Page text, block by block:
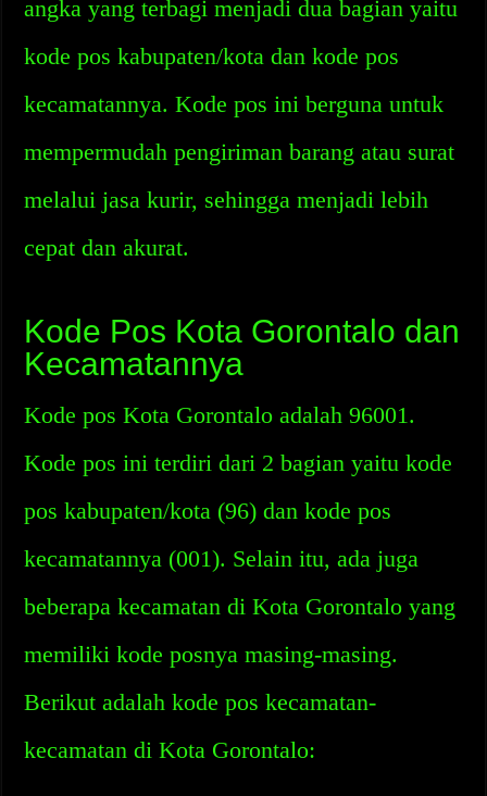
angka yang terbagi menjadi dua bagian yaitu
kode pos kabupaten/kota dan kode pos
kecamatannya. Kode pos ini berguna untuk
mempermudah pengiriman barang atau surat
melalui jasa kurir, sehingga menjadi lebih
cepat dan akurat.
Kode Pos Kota Gorontalo dan
Kecamatannya
Kode pos Kota Gorontalo adalah 96001.
Kode pos ini terdiri dari 2 bagian yaitu kode
pos kabupaten/kota (96) dan kode pos
kecamatannya (001). Selain itu, ada juga
beberapa kecamatan di Kota Gorontalo yang
memiliki kode posnya masing-masing.
Berikut adalah kode pos kecamatan-
kecamatan di Kota Gorontalo: